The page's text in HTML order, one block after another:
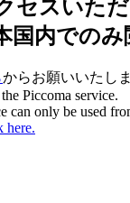
セスいた
国内でのみ
からお願いいたしま
Piccoma service.
can only be used
here.